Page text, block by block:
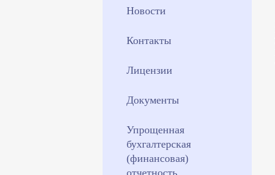
Новости
Контакты
Лицензии
Документы
Упрощенная
бухгалтерская
(финансовая)
отчетность